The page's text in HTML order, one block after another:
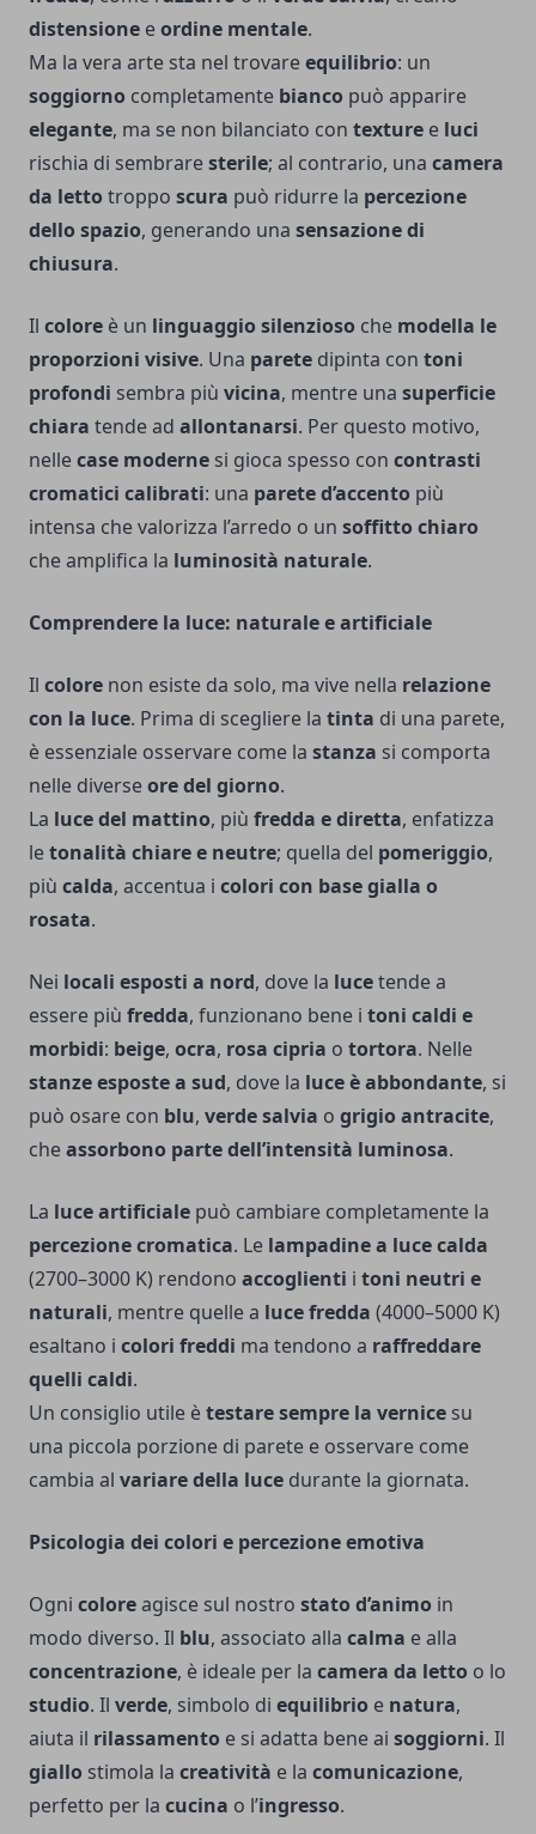
distensione eordine mentale.
Ma la vera arte sta nel trovareequilibrio: un
soggiorno completamente bianco può apparire
elegante, ma se non bilanciato con texture e luci
rischia di sembraresterile; al contrario, una camera
da letto troppo scura può ridurre la percezione
dello spazio, generando una sensazione di
chiusura.
Il colore è un linguaggio silenzioso che modella le
proporzioni visive. Una parete dipinta con toni
profondi sembra più vicina, mentre una superficie
chiara tende ad allontanarsi. Per questo motivo,
nellecase moderne si gioca spesso con contrasti
cromatici calibrati: una parete d’accento più
intensa che valorizza l’arredo o un soffitto chiaro
che amplifica la luminosità naturale.
Comprendere la luce: naturale e artificiale
Il colore non esiste da solo, ma vive nella relazione
con la luce. Prima di scegliere la tinta di una parete,
è essenziale osservare come la stanza si comporta
nelle diverseore del giorno.
La luce del mattino, più fredda e diretta, enfatizza
letonalità chiare e neutre; quella del pomeriggio,
più calda, accentua i colori con base gialla o
rosata.
Nei locali esposti a nord, dove la lucetende a
essere più fredda, funzionano bene i toni caldi e
morbidi: beige, ocra, rosa cipria o tortora. Nelle
stanze esposte a sud, dove la luce è abbondante, si
può osare con blu, verde salvia o grigio antracite,
cheassorbono parte dell’intensità luminosa.
La luce artificiale può cambiare completamente la
percezione cromatica. Le lampadine a luce calda
(2700–3000 K) rendono accoglienti i toni neutri e
naturali, mentre quelle a luce fredda (4000–5000 K)
esaltano i colori freddi ma tendono a raffreddare
quelli caldi.
Un consiglio utile ètestare sempre la vernice su
una piccola porzione di parete e osservare come
cambia al variare della luce durante la giornata.
Psicologia dei colori e percezione emotiva
Ogni coloreagisce sul nostro stato d’animo in
modo diverso. Il blu, associato alla calma e alla
concentrazione, è ideale per la camera da letto o lo
studio. Il verde, simbolo di equilibrio e natura,
aiuta il rilassamento e si adatta bene ai soggiorni. Il
giallo stimola la creatività e la comunicazione,
perfetto per la cucina o l’ingresso.